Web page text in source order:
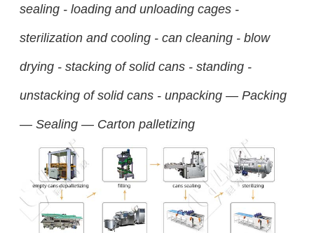
sealing - loading and unloading cages -
sterilization and cooling - can cleaning - blow
drying - stacking of solid cans - standing -
unstacking of solid cans - unpacking — Packing
— Sealing — Carton palletizing